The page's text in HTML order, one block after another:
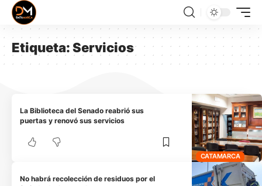
Etiqueta:Servicios
CATAMARCA
La Biblioteca del Senado reabrió sus
puertas y renovó sus servicios
No habrá recolección de residuos por el